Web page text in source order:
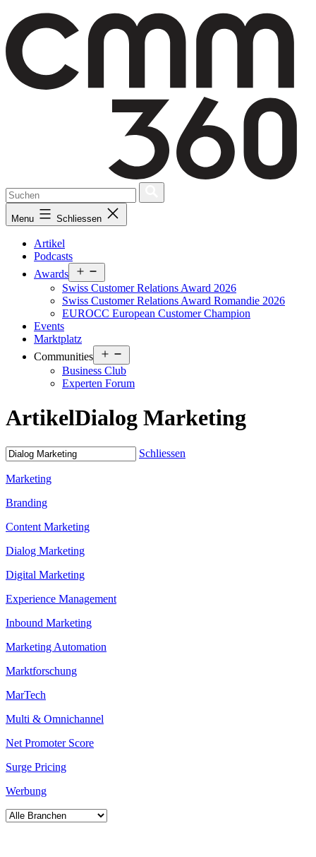
content
Menu Schliessen
Artikel
Podcasts
Awards
menu
Swiss Customer Relations Award 2026
Swiss Customer Relations Award Romandie 2026
EUROCC European Customer Champion
Events
Marktplatz
Communities
menu
Business Club
Experten Forum
ArtikelDialog Marketing
Schliessen
Marketing
Branding
Content Marketing
Dialog Marketing
Digital Marketing
Experience Management
Inbound Marketing
Marketing Automation
Marktforschung
MarTech
Multi & Omnichannel
Net Promoter Score
Surge Pricing
Werbung